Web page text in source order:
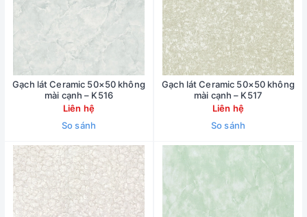
Gạch lát Ceramic 50×50 không
mài cạnh – K516
Liên hệ
So sánh
Gạch lát Ceramic 50×50 không
mài cạnh – K517
Liên hệ
So sánh